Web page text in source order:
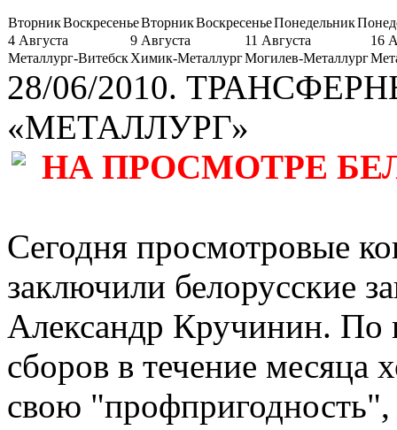
ВторникВоскресеньеВторникВоскресеньеПонедельник
4 Августа
9 Августа 11 Августа
16
Металлург-ВитебскХимик-МеталлургМогилев-Металлург
28/06/2010.
«МЕТАЛЛУРГ»
НА ПРОСМОТРЕ
Сегодня просмотровые
заключили белорусские
Александр Кручинин. По
сборов в течение месяца
свою